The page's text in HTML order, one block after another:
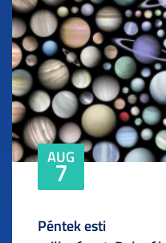
AUG
7
Péntek esti